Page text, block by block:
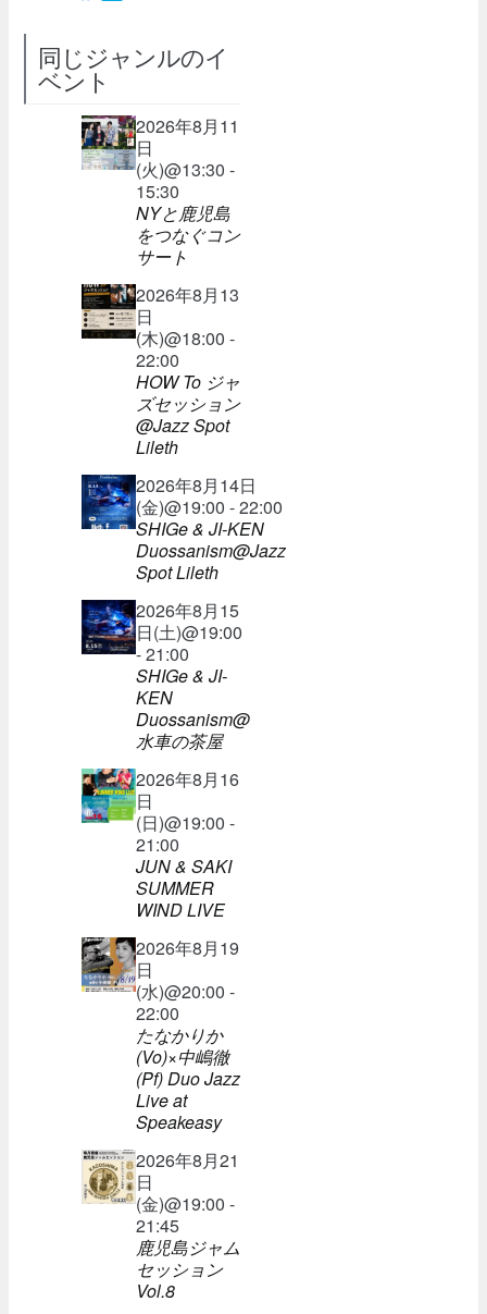
同じジャンルのイ
ベント
2026年8月11
日
(火)@13:30 -
15:30
NYと鹿児島
をつなぐコン
サート
2026年8月13
日
(木)@18:00 -
22:00
HOW To ジャ
ズセッション
@Jazz Spot
Lileth
2026年8月14日
(金)@19:00 - 22:00
SHIGe & JI-KEN
Duossanism@Jazz
Spot Lileth
2026年8月15
日(土)@19:00
- 21:00
SHIGe & JI-
KEN
Duossanism@
水車の茶屋
2026年8月16
日
(日)@19:00 -
21:00
JUN & SAKI
SUMMER
WIND LIVE
2026年8月19
日
(水)@20:00 -
22:00
たなかりか
(Vo)×中嶋徹
(Pf) Duo Jazz
Live at
Speakeasy
2026年8月21
日
(金)@19:00 -
21:45
鹿児島ジャム
セッション
Vol.8